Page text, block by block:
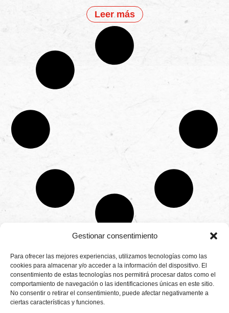
Gestionar consentimiento
Para ofrecer las mejores experiencias, utilizamos tecnologías como las
cookies para almacenar y/o acceder a la información del dispositivo. El
consentimiento de estas tecnologías nos permitirá procesar datos como el
comportamiento de navegación o las identificaciones únicas en este sitio.
No consentir o retirar el consentimiento, puede afectar negativamente a
ciertas características y funciones.
Leer más
Productores
de
fresas,
frambuesas,
arándanos
CONTÁCTANOS
Camino de
Montemayor s/n
21800 Moguer.
Huelva ESPAÑA.
info@cunadeplatero.com
Aviso legal
Política de
privacidad
Canal de denuncias